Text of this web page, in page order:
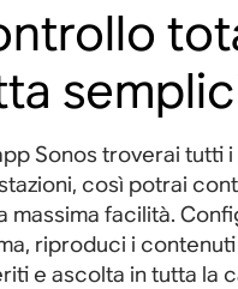
Sonos troverai tutti
così potrai
massima facilità.
riproduci i
e ascolta in tutta la